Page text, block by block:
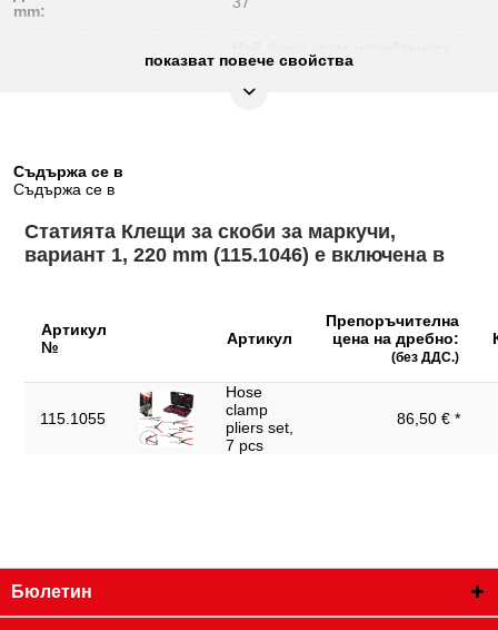
mm:
стомана
Принадлежност:
Размер на отвор А в mm: 0-45
Ръкохватка: изолирана чрез потапяне дръжка
опаковката:
Тегло в g:
прав
Функции – атрибут 1: блокиращ се
показват повече свойства
Съдържа се в
Съдържа се в
Статията Клещи за скоби за маркучи,
вариант 1, 220 mm (115.1046) е включена в
Артикул
№
Артикул
Препоръчителна
цена на дребно:
(без ДДС.)
115.1055
Hose
clamp
pliers set,
7 pcs
86,50 € *
Бюлетин